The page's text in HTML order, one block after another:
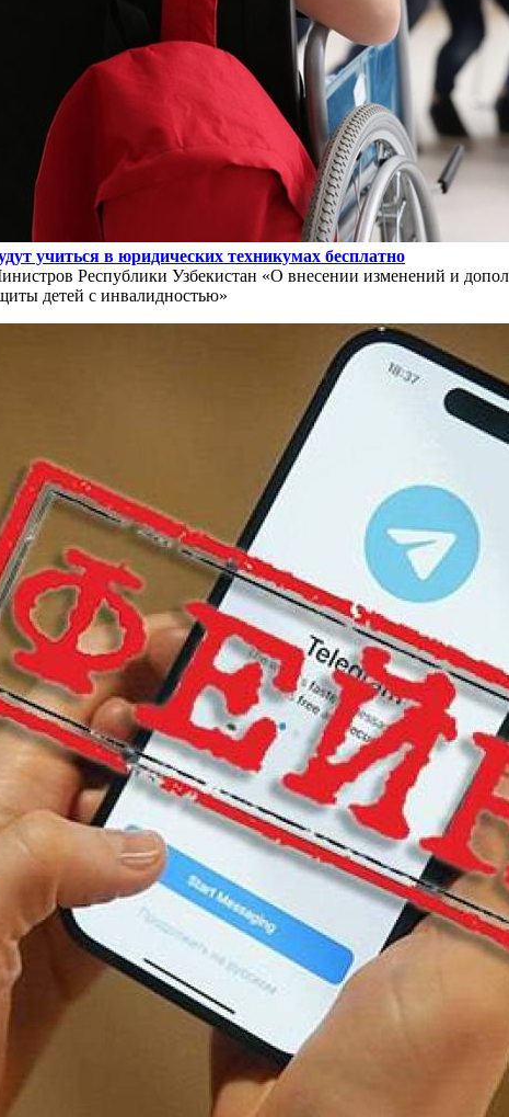
учиться в юридических техникумах бесплатно
Республики Узбекистан «О внесении изменений и
детей с инвалидностью»